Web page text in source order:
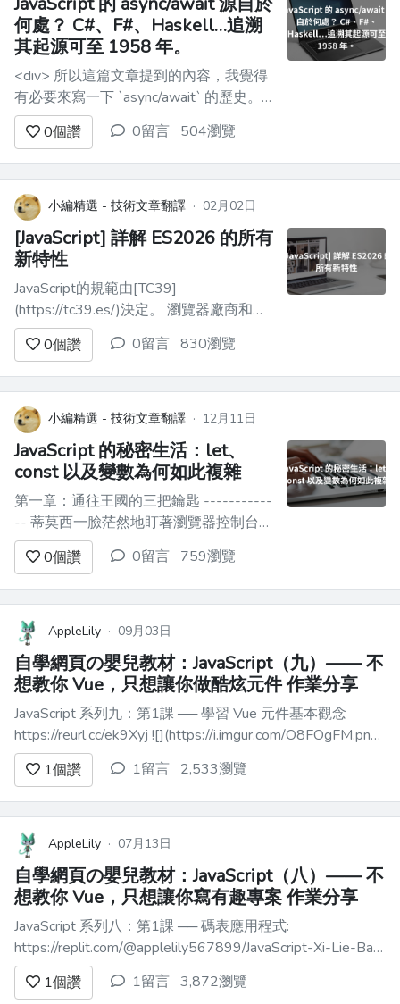
何處？ C#、F#、Haskell…追溯
其起源可至 1958 年。
<div> 所以這篇文章提到的內容，我覺得
有必要來寫一下 `async/await` 的歷史。
補充說明一下，原文章在談到 JavaScript
的 `async/await` 歷史時，我認為並沒有
錯。但**`async/await` 不是 JavaScript 創
造的東西。** 原文章討論的是...
0個讚 0留言 504瀏覽
小編精選 - 技術文章翻譯 · 02月02日
[JavaScript] 詳解 ES2026 的所有
新特性
JavaScript的規範由[TC39]
(https://tc39.es/)決定。 瀏覽器廠商和相
關人士定期召開會議，討論各種新功能，
以決定未來的JavaScript方向。 在這裡，
我們來介紹2025年已經完成的提案。 “已
完成”的定義是指，現在至少有Chrome、
Firefox和Safa...
0個讚 0留言 830瀏覽
小編精選 - 技術文章翻譯 · 12月11日
JavaScript 的秘密生活：let、
const 以及變數為何如此複雜
第一章：通往王國的三把鑰匙 -----------
-- 蒂莫西一臉茫然地盯著瀏覽器控制台。
他寫的明明是簡單的JavaScript程式碼，
但執行結果卻毫無道理。 ``` var x = 5; if
(true) { var x = 10; } console.log(x); // 10 ...
0個讚 0留言 759瀏覽
AppleLily · 09月03日
自學網頁の嬰兒教材：JavaScript（九）—— 不
想教你 Vue，只想讓你做酷炫元件 作業分享
JavaScript 系列九：第1課 ── 學習 Vue 元件基本觀念
https://reurl.cc/ek9Xyj ![](https://i.imgur.com/O8FOgFM.png)
JavaScript 系列九：第2課 ── 學習 Vue 的 props 觀念
https:/...
1個讚 1留言 2,533瀏覽
AppleLily · 07月13日
自學網頁の嬰兒教材：JavaScript（八）—— 不
想教你 Vue，只想讓你寫有趣專案 作業分享
JavaScript 系列八：第1課 ── 碼表應用程式:
https://replit.com/@applelily567899/JavaScript-Xi-Lie-Ba-
Vue-Xiao-Xing-Ying-Yong-Cheng-
Shi#src/components/Stopwatch.vu...
1個讚 1留言 3,872瀏覽